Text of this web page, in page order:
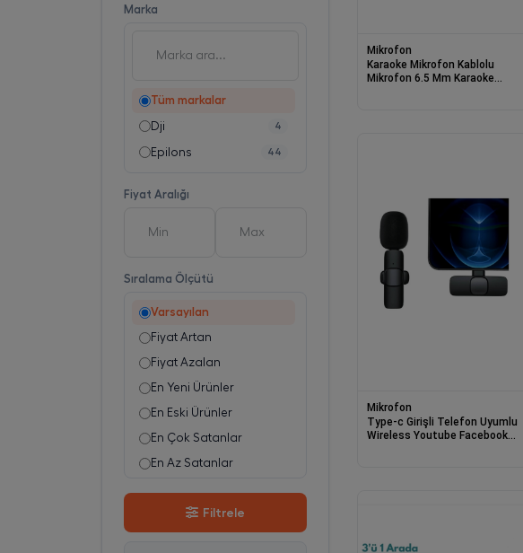
Marka
Tüm markalar
Dji 4
Epilons 44
Fiyat Aralığı
Sıralama Ölçütü
Varsayılan
Fiyat Artan
Fiyat Azalan
En Yeni Ürünler
En Eski Ürünler
En Çok Satanlar
En Az Satanlar
Stok ArtanFiltrele
Mikrofon
Karaoke Mikrofon Kablolu
Mikrofon 6.5 Mm Karaoke
Mikrofon
Type-c Girişli Telefon Uyumlu
Wireless Youtube Facebook